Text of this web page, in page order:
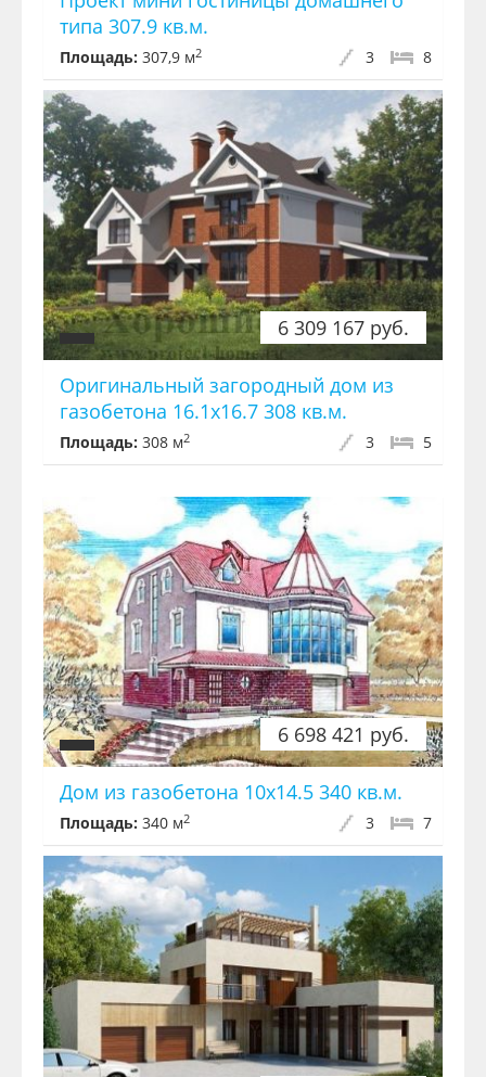
типа 307.9 кв.м.
Площадь: 307,9 м2 8
3
6 309 167 руб.
Оригинальный загородный дом из
газобетона 16.1x16.7 308 кв.м.
Площадь: 308 м2 5
3
6 698 421 руб.
Дом из газобетона 10x14.5 340 кв.м.
Площадь: 340 м2 7
3